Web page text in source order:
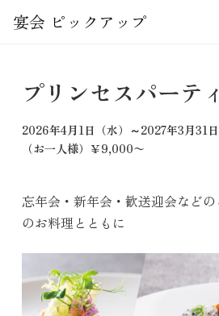
宴会 ピックアップ
プリンセスパーテ
2026年4月1日（水）～2027年3月31
（お一人様）￥9,000〜
忘年会・新年会・歓送迎会など
のお料理とともに